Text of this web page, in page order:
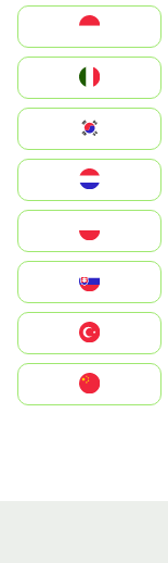
South Korea
United States
中國香港特別行政區